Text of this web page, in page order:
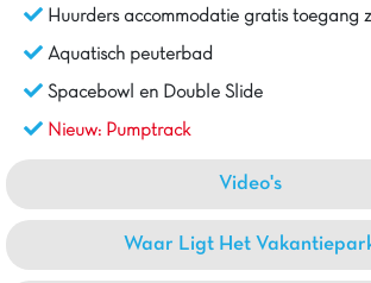
Huurders accommodatie gratis toegang
Aquatisch peuterbad
Spacebowl en Double Slide
Nieuw: Pumptrack
Video's
Waar Ligt Het